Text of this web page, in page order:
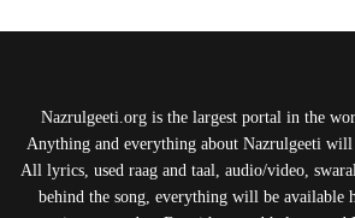
Nazrulgeeti.org is the largest portal in the
Anything and everything about Nazrulgeeti
All lyrics, used raag and taal, audio/video,
behind the song, everything will be available